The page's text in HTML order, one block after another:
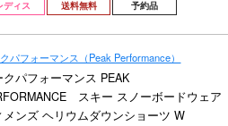
ディス
送料無料 予約品
パフォーマンス（Peak Performance）
クパフォーマンス PEAK
スキー スノーボードウェア
メンズ ヘリウムダウンショーツ W